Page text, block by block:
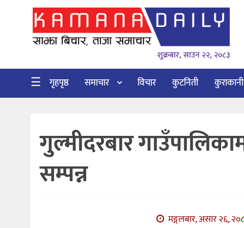
गृहपृष्ठ
विचार
कुटनिती
बाणिज्य
शुक्रबार, साउन २२, २०८३
☰ गृहपृष्ठ समाचार विचार कुटनिती कुराकानी
गुल्मीदरबार
सम्पन्न
मङ्गलबार, असार २६,